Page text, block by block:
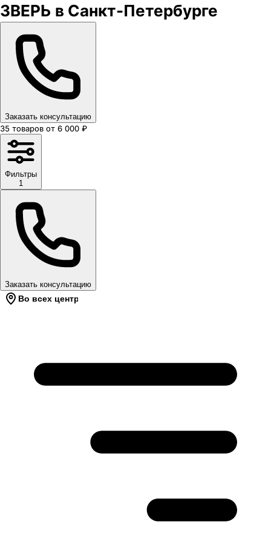
ЗВЕРЬ в Санкт-Петербурге
Заказать консультацию
35 товаров от 6 000 ₽
Фильтры
1
Заказать консультацию
Во всех центрах